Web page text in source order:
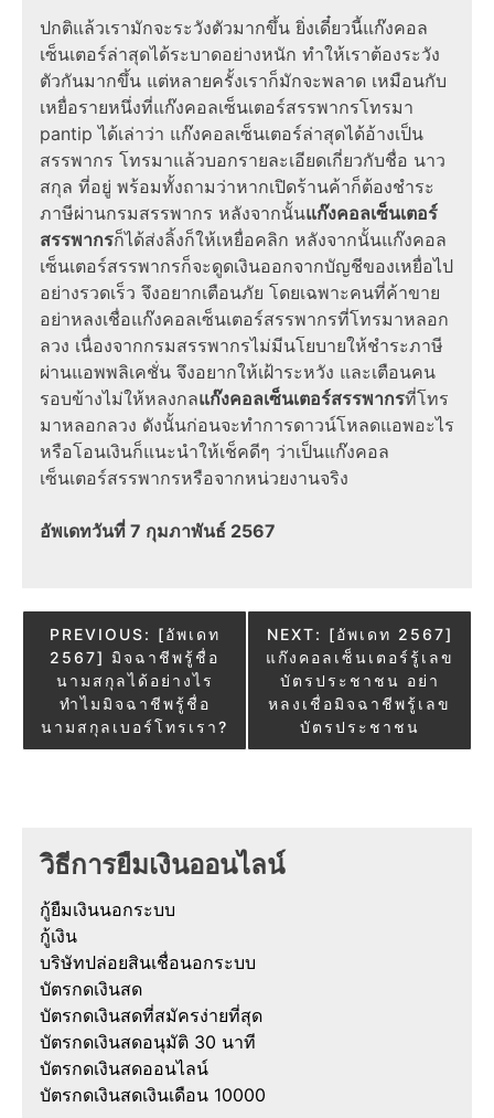
ปกติแล้วเรามักจะระวังตัวมากขึ้น ยิ่งเดี๋ยวนี้แก๊งคอล
เซ็นเตอร์ล่าสุดได้ระบาดอย่างหนัก ทำให้เราต้องระวัง
ตัวกันมากขึ้น แต่หลายครั้งเราก็มักจะพลาด เหมือนกับ
เหยื่อรายหนึ่งที่แก๊งคอลเซ็นเตอร์สรรพากรโทรมา
pantip ได้เล่าว่า แก๊งคอลเซ็นเตอร์ล่าสุดได้อ้างเป็น
สรรพากร โทรมาแล้วบอกรายละเอียดเกี่ยวกับชื่อ นาว
สกุล ที่อยู่ พร้อมทั้งถามว่าหากเปิดร้านค้าก็ต้องชำระ
ภาษีผ่านกรมสรรพากร หลังจากนั้นแก๊งคอลเซ็นเตอร์
สรรพากรก็ได้ส่งลิ้งก็ให้เหยื่อคลิก หลังจากนั้นแก๊งคอล
เซ็นเตอร์สรรพากรก็จะดูดเงินออกจากบัญชีของเหยื่อไป
อย่างรวดเร็ว จึงอยากเตือนภัย โดยเฉพาะคนที่ค้าขาย
อย่าหลงเชื่อแก๊งคอลเซ็นเตอร์สรรพากรที่โทรมาหลอก
ลวง เนื่องจากกรมสรรพากรไม่มีนโยบายให้ชำระภาษี
ผ่านแอพพลิเคชั่น จึงอยากให้เฝ้าระหวัง และเตือนคน
รอบข้างไม่ให้หลงกลแก๊งคอลเซ็นเตอร์สรรพากรที่โทร
มาหลอกลวง ดังนั้นก่อนจะทำการดาวน์โหลดแอพอะไร
หรือโอนเงินก็แนะนำให้เช็คดีๆ ว่าเป็นแก๊งคอล
เซ็นเตอร์สรรพากรหรือจากหน่วยงานจริง
อัพเดทวันที่ 7 กุมภาพันธ์ 2567
Post
navigation
PREVIOUS: [อัพเดท
2567] มิจฉาชีพรู้ชื่อ
นามสกุลได้อย่างไร
ทำไมมิจฉาชีพรู้ชื่อ
นามสกุลเบอร์โทรเรา?
NEXT: [อัพเดท 2567]
แก๊งคอลเซ็นเตอร์รู้เลข
บัตรประชาชน อย่า
หลงเชื่อมิจฉาชีพรู้เลข
บัตรประชาชน
วิธีการยืมเงินออนไลน์
กู้ยืมเงินนอกระบบ
กู้เงิน
บริษัทปล่อยสินเชื่อนอกระบบ
บัตรกดเงินสด
บัตรกดเงินสดที่สมัครง่ายที่สุด
บัตรกดเงินสดอนุมัติ 30 นาที
บัตรกดเงินสดออนไลน์
บัตรกดเงินสดเงินเดือน 10000